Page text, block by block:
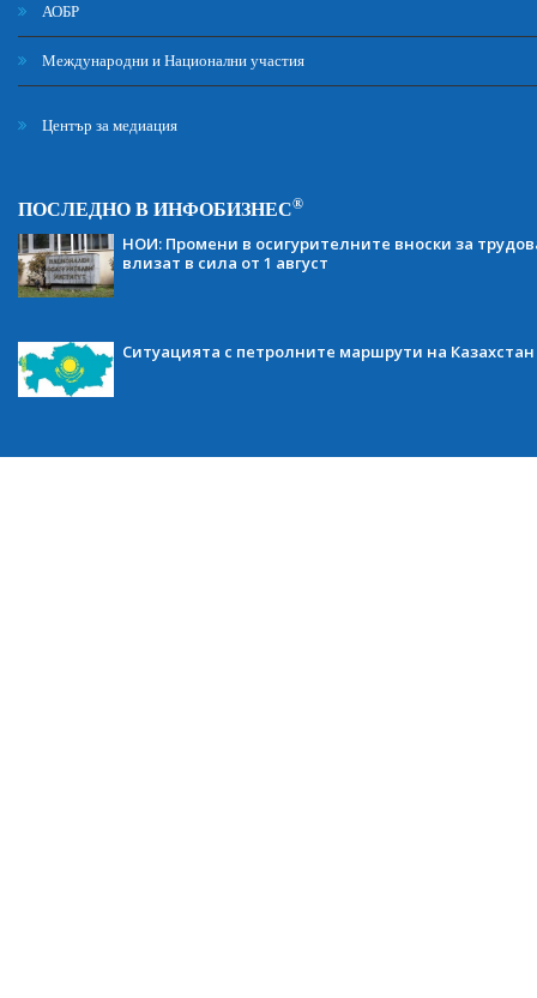
АОБР
Международни и Национални участия
Център за медиация
ПОСЛЕДНО В ИНФОБИЗНЕС®
НОИ: Промени в осигурителните вноски за
влизат в сила от 1 август
Ситуацията с петролните маршрути на Казахстан